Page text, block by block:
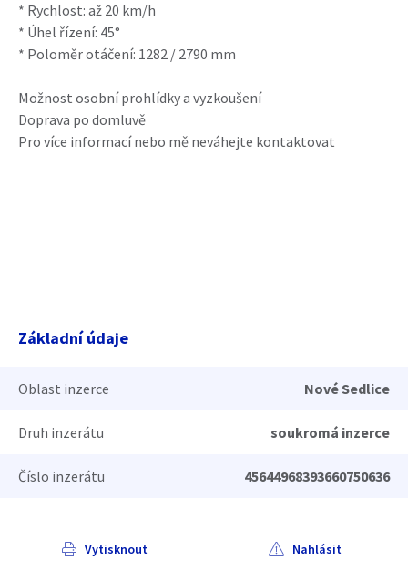
* Rychlost: až 20 km/h
* Úhel řízení: 45°
* Poloměr otáčení: 1282 / 2790 mm
Možnost osobní prohlídky a vyzkoušení
Doprava po domluvě
Pro více informací nebo mě neváhejte kontaktovat
Základní údaje
Oblast inzerce Nové Sedlice
Druh inzerátu soukromá inzerce
Číslo inzerátu 45644968393660750636
Vytisknout Nahlásit